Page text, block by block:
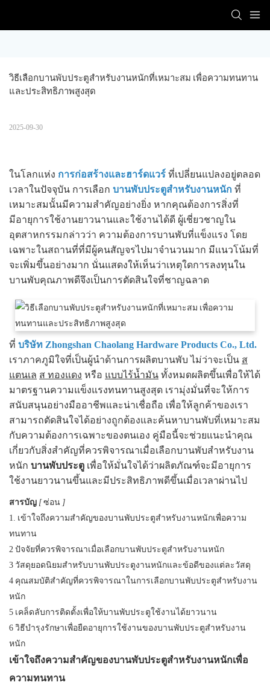
วิธีเลือกบานพับประตูสำหรับงานหนักที่เหมาะสม เพื่อความทนทาน
และประสิทธิภาพสูงสุด
2025-09-30
ในโลกแห่ง การก่อสร้างและฮาร์ดแวร์ ที่เปลี่ยนแปลงอยู่ตลอด
เวลาในปัจจุบัน การเลือก บานพับประตูสำหรับงานหนัก ที่
เหมาะสมนั้นมีความสำคัญอย่างยิ่ง หากคุณต้องการสิ่งที่
มีอายุการใช้งานยาวนานและใช้งานได้ดี ผู้เชี่ยวชาญใน
อุตสาหกรรมกล่าวว่า ความต้องการบานพับที่แข็งแรง โดย
เฉพาะในสถานที่ที่มีผู้คนสัญจรไปมาจำนวนมาก มีแนวโน้มที่
จะเพิ่มขึ้นอย่างมาก นั่นแสดงให้เห็นว่าเหตุใดการลงทุนใน
บานพับคุณภาพดีจึงเป็นการตัดสินใจที่ชาญฉลาด
ที่ บริษัท Zhongshan Chaolang Hardware Products Co., Ltd.
เราภาคภูมิใจที่เป็นผู้นำด้านการผลิตบานพับ ไม่ว่าจะเป็น ส
แตนเล ส ทองแดง หรือ แบบไร้น้ำมัน ทั้งหมดผลิตขึ้นเพื่อให้ได้
มาตรฐานความแข็งแรงทนทานสูงสุด เรามุ่งมั่นที่จะให้การ
สนับสนุนอย่างมืออาชีพและน่าเชื่อถือ เพื่อให้ลูกค้าของเรา
สามารถตัดสินใจได้อย่างถูกต้องและค้นหาบานพับที่เหมาะสม
กับความต้องการเฉพาะของตนเอง คู่มือนี้จะช่วยแนะนำคุณ
เกี่ยวกับสิ่งสำคัญที่ควรพิจารณาเมื่อเลือกบานพับสำหรับงาน
หนัก บานพับประตู เพื่อให้มั่นใจได้ว่าผลิตภัณฑ์จะมีอายุการ
ใช้งานยาวนานขึ้นและมีประสิทธิภาพดีขึ้นเมื่อเวลาผ่านไป
สารบัญ [ซ่อน ]
1. เข้าใจถึงความสำคัญของบานพับประตูสำหรับงานหนักเพื่อความ
ทนทาน
2 ปัจจัยที่ควรพิจารณาเมื่อเลือกบานพับประตูสำหรับงานหนัก
3 วัสดุยอดนิยมสำหรับบานพับประตูงานหนักและข้อดีของแต่ละวัสดุ
4 คุณสมบัติสำคัญที่ควรพิจารณาในการเลือกบานพับประตูสำหรับงาน
หนัก
5 เคล็ดลับการติดตั้งเพื่อให้บานพับประตูใช้งานได้ยาวนาน
6 วิธีบำรุงรักษาเพื่อยืดอายุการใช้งานของบานพับประตูสำหรับงาน
หนัก
เข้าใจถึงความสำคัญของบานพับประตูสำหรับงานหนักเพื่อ
ความทนทาน